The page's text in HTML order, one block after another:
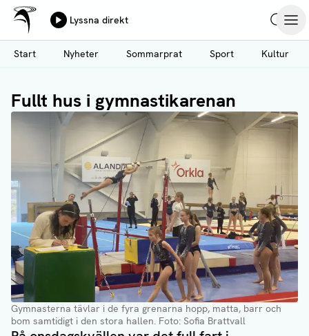
Hoppa
till
huvudinnehåll
Ålands Radio & TV
Lyssna direkt
Start
Nyheter Sommarprat Sport Kultur
Fullt hus i gymnastikarenan
Gymnasterna tävlar i de fyra grenarna hopp, matta, barr och
bom samtidigt i den stora hallen. Foto: Sofia Brattvall